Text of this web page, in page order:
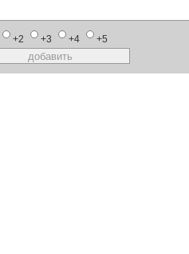
+2 +3 +4 +5